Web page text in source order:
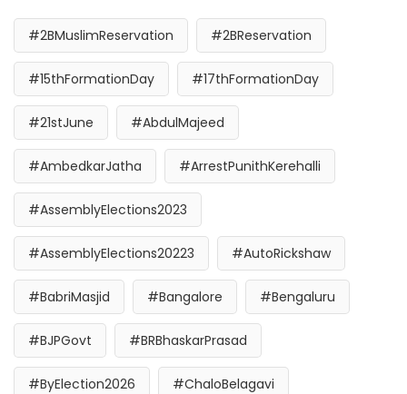
#2BMuslimReservation #2BReservation
#15thFormationDay #17thFormationDay
#21stJune #AbdulMajeed
#AmbedkarJatha #ArrestPunithKerehalli
#AssemblyElections2023
#AssemblyElections20223 #AutoRickshaw
#BabriMasjid #Bangalore #Bengaluru
#BJPGovt #BRBhaskarPrasad
#ByElection2026 #ChaloBelagavi